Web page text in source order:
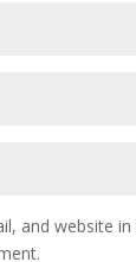
and website